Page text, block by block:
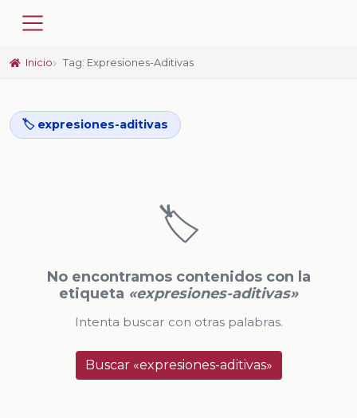
Inicio Tag: Expresiones-Aditivas
🏷️ expresiones-aditivas
🏷️
No encontramos contenidos con la
etiqueta «expresiones-aditivas»
Intenta buscar con otras palabras.
Buscar «expresiones-aditivas»